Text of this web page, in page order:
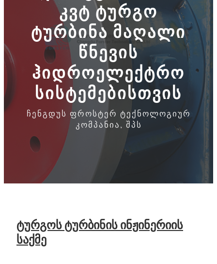
კვტ ტურგო
ტურბინა მაღალი
წნევის
ჰიდროელექტრო
სისტემებისთვის
ჩენგდუს ფროსტერ ტექნოლოგიურ
კომპანია, შპს
ტურგოს ტურბინის ინჟინერიის
საქმე